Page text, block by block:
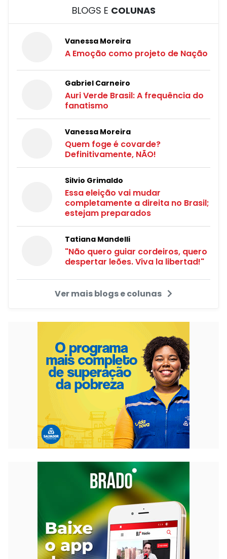
BLOGS E COLUNAS
Vanessa Moreira
A Emoção como projeto de Nação
Gabriel Carneiro
Auri Verde Brasil: A frequência do
fanatismo
Vanessa Moreira
Quem foge é covarde?
Definitivamente, NÃO!
Silvio Grimaldo
Essa eleição vai mudar
completamente a direita no Brasil;
estejam preparados
Tatiana Mandelli
"Não quero guiar cordeiros, quero
despertar leões. Viva la libertad!"
Ver mais blogs e colunas